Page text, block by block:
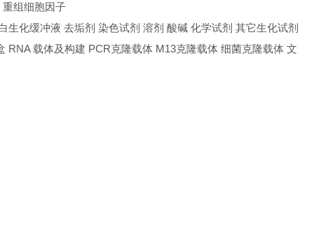
组细胞因子
化缓冲液 去垢剂 染色试剂 溶剂 酸碱 化学试剂 其它生化试剂
载体及构建 PCR克隆载体 M13克隆载体 细菌克隆载体 文